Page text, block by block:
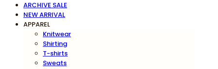
ARCHIVE SALE
NEW ARRIVAL
APPAREL
Knitwear
Shirting
T-shirts
Sweats